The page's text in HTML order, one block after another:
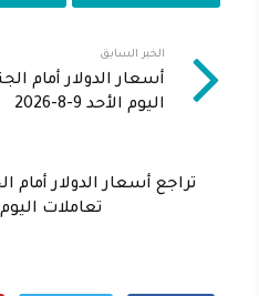
الخبر السابق
أسعار الدولار أمام
اليوم الأحد 9-8-2026
تراجع أسعار الدولار أمام
تعاملات اليوم